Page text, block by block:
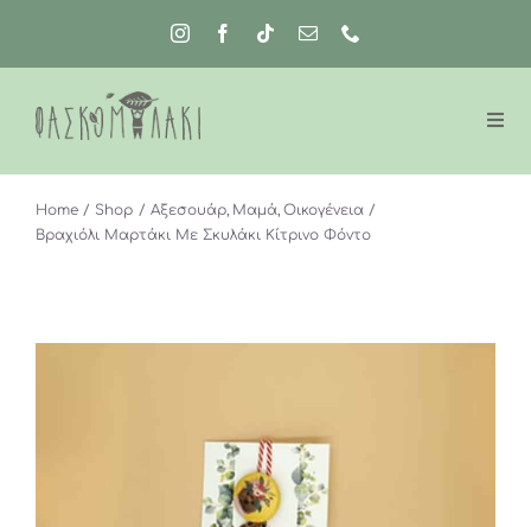
περιεχόμενο
Home Shop Αξεσουάρ Μαμά Οικογένεια
Βραχιόλι Μαρτάκι Με Σκυλάκι Κίτρινο Φόντο